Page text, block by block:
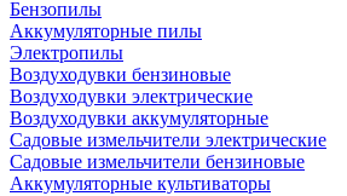
Бензопилы
Аккумуляторные пилы
Электропилы
Воздуходувки бензиновые
Воздуходувки электрические
Воздуходувки аккумуляторные
Садовые измельчители электрические
Садовые измельчители бензиновые
Аккумуляторные культиваторы